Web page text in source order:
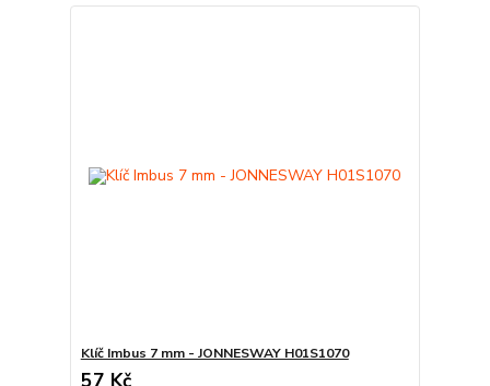
Klíč Imbus 7 mm - JONNESWAY H01S1070
57 Kč